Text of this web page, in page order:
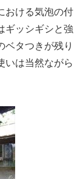
おける気泡の付
ギッシギシと強
ベタつきが残り
いは当然ながら